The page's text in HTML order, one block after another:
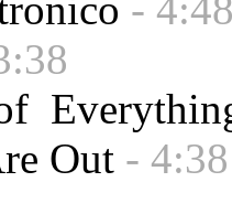
Out - 4:38